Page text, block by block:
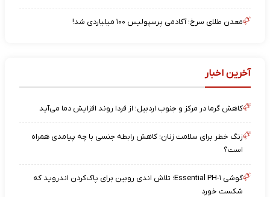
معدن طلای سرخ؛ آکادمی پرسپولیس ۱۰۰ میلیاردی شد!
آخرین اخبار
کاهش گرما در مرکز و جنوب اردبیل؛ از فردا روند افزایش دما می‌آید
زنگ خطر برای سلامت زنان؛ کاهش رابطه جنسی با چه پیامدی همراه
است؟
گوشی Essential PH-۱؛ تلاش اندی روبین برای پاک‌کردن اندروید که
شکست خورد